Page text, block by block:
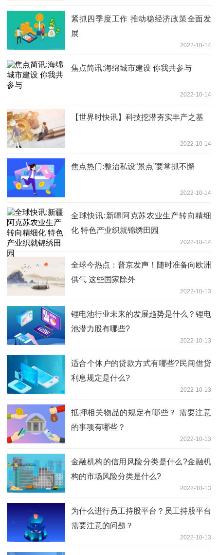
紧抓四季度工作 推动稳经济政策全面发
展
2022-10-14
焦点简讯:海绵城市建设 你我共参与
2022-10-14
【世界时快讯】科技挖潜夯实丰产之基
2022-10-14
焦点热门:整治私设“景点”要常抓不懈
2022-10-14
全球快讯:新疆阿克苏农业生产转向精细
化 特色产业织就锦绣田园
2022-10-14
全球今热点：普京发声！随时准备向欧洲
供气 这些国家除外
2022-10-13
锂电池行业未来的发展趋势是什么？锂电
池潜力股有哪些?
2022-10-13
适合个体户的贷款方式有哪些?民间借贷
利息规定是什么?
2022-10-13
抵押相关物品的规定有哪些？ 需要注意
的事项有哪些？
2022-10-13
金融机构的信用风险分类是什么?金融机
构的市场风险分类是什么?
2022-10-13
为什么进行员工持股平台？员工持股平台
需要注意的问题？
2022-10-13